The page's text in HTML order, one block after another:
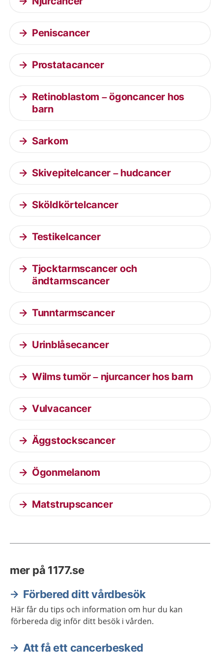
Peniscancer
Prostatacancer
Retinoblastom – ögoncancer hos
barn
Sarkom
Skivepitelcancer – hudcancer
Sköldkörtelcancer
Testikelcancer
Tjocktarmscancer och
ändtarmscancer
Tunntarmscancer
Urinblåsecancer
Wilms tumör – njurcancer hos barn
Vulvacancer
Äggstockscancer
Ögonmelanom
Matstrupscancer
mer på 1177.se
Förbered ditt vårdbesök
Här får du tips och information om hur du kan
förbereda dig inför ditt besök i vården.
Att få ett cancerbesked